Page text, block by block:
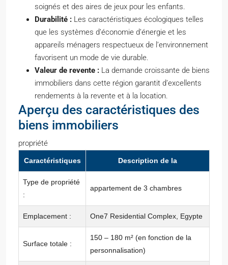
soignés et des aires de jeux pour les enfants.
Durabilité : Les caractéristiques écologiques telles
que les systèmes d’économie d’énergie et les
appareils ménagers respectueux de l’environnement
favorisent un mode de vie durable.
Valeur de revente : La demande croissante de biens
immobiliers dans cette région garantit d’excellents
rendements à la revente et à la location.
Aperçu des caractéristiques des
biens immobiliers
propriété
Caractéristiques Description de la
Type de propriété
:
appartement de 3 chambres
Emplacement : One7 Residential Complex, Egypte
Surface totale :
150 – 180 m² (en fonction de la
personnalisation)